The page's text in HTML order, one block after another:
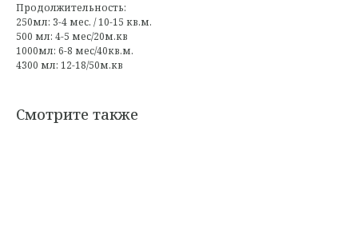
Продолжительность:
250мл: 3-4 мес. / 10-15 кв.м.
500 мл: 4-5 мес/20м.кв
1000мл: 6-8 мес/40кв.м.
4300 мл: 12-18/50м.кв
Смотрите также